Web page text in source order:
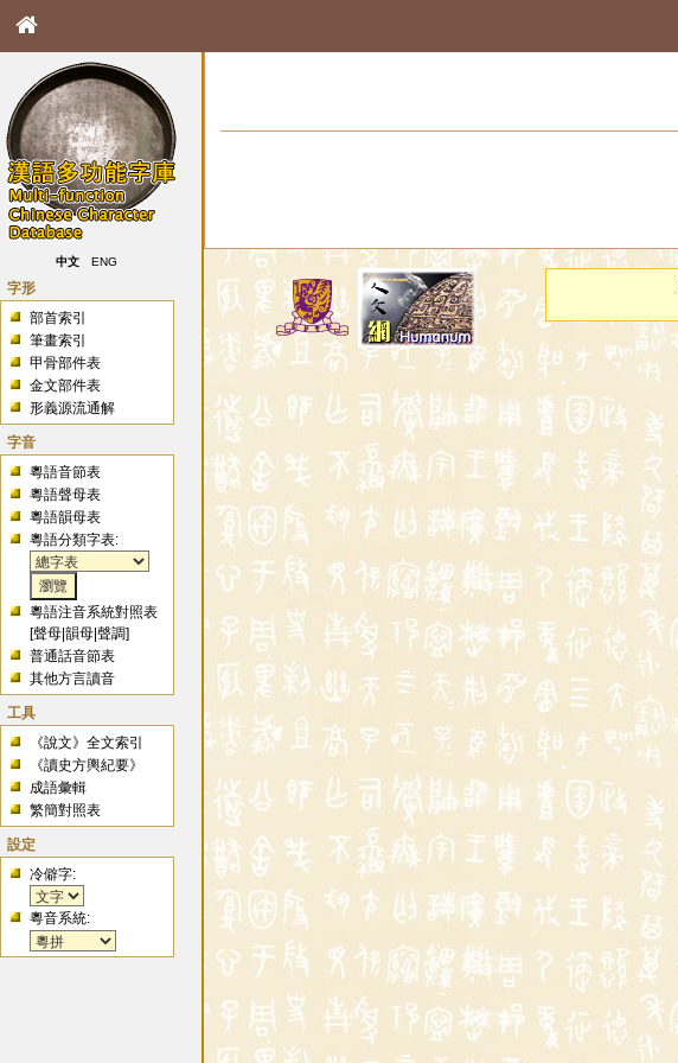
中文 ENG
字形
部首索引
筆畫索引
甲骨部件表
金文部件表
形義源流通解
字音
粵語音節表
粵語聲母表
粵語韻母表
粵語分類字表:
粵語注音系統對照表
[聲母 |韻母 |聲調]
普通話音節表
其他方言讀音
工具
《說文》全文索引
《讀史方輿紀要》
成語彙輯
繁簡對照表
設定
冷僻字:
粵音系統: